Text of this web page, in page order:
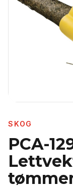
SKOG
PCA-